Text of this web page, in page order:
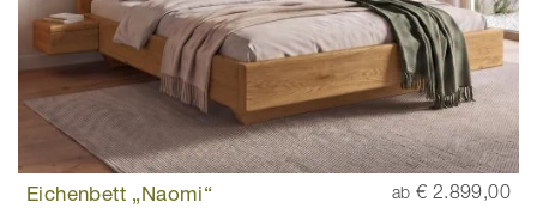
Eichenbett „Naomi“ ab € 2.899,00